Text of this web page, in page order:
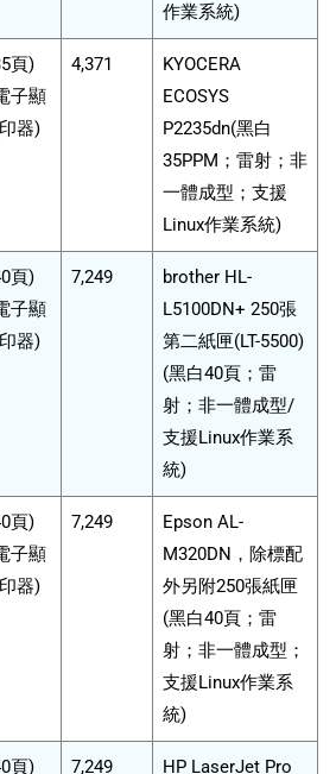
作業系統)
頁)
子顯
器)
4,371
KYOCERA
ECOSYS
P2235dn(黑白
35PPM；雷射；非
一體成型；支援
Linux作業系統)
頁)
子顯
器)
7,249
brother HL-
L5100DN+ 250張
第二紙匣(LT-5500)
(黑白40頁；雷
射；非一體成型/
支援Linux作業系
統)
頁)
子顯
器)
7,249
Epson AL-
M320DN，除標配
外另附250張紙匣
(黑白40頁；雷
射；非一體成型；
支援Linux作業系
統)
頁) 7,249 HP LaserJet Pro